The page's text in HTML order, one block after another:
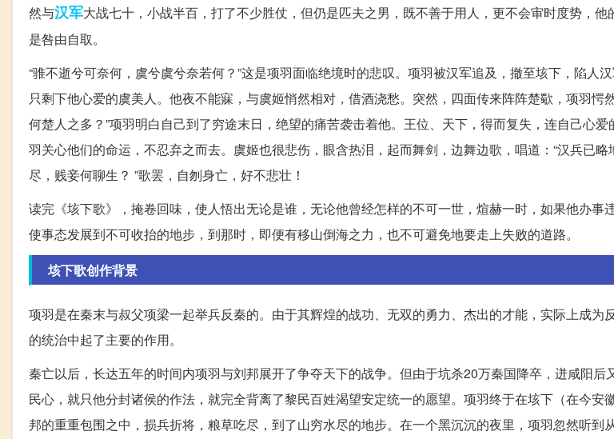
然与汉军大战七十，小战半百，打了不少胜仗，但仍是匹夫之男，既不善于用人，更不会审时度势，
是咎由自取。
“骓不逝兮可奈何，虞兮虞兮奈若何？”这是项羽面临绝境时的悲叹。项羽被汉军追及，撤至垓下，陷人
只剩下他心爱的虞美人。他夜不能寐，与虞姬悄然相对，借酒浇愁。突然，四面传来阵阵楚歜，项羽愕
何楚人之多？”项羽明白自己到了穷途末日，绝望的痛苦袭击着他。王位、天下，得而复失，连自己心
羽关心他们的命运，不忍弃之而去。虞姬也很悲伤，眼含热泪，起而舞剑，边舞边歌，唱道：“汉兵已
尽，贱妾何聊生？ ”歌罢，自刎身亡，好不悲壮！
读完《垓下歌》，掩卷回味，使人悟出无论是谁，无论他曾经怎样的不可一世，煊赫一时，如果他办事
使事态发展到不可收抬的地步，到那时，即便有移山倒海之力，也不可避免地要走上失败的道路。
垓下歌创作背景
项羽是在秦末与叔父项梁一起举兵反秦的。由于其辉煌的战功、无双的勇力、杰出的才能，实际上成为
的统治中起了主要的作用。
秦亡以后，长达五年的时间内项羽与刘邦展开了争夺天下的战争。但由于坑杀20万秦国降卒，迸咸阳后
民心，就只他分封诸侯的作法，就完全背离了黎民百姓渴望安定统一的愿望。项羽终于在垓下（在今安
邦的重重包围之中，损兵折将，粮草吃尽，到了山穷水尽的地步。在一个黑沉沉的夜里，项羽忽然听到